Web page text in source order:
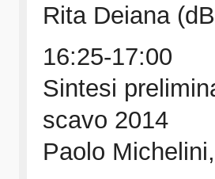
Rita Deiana
16:25-17:00
Sintesi
scavo 2014
Paolo